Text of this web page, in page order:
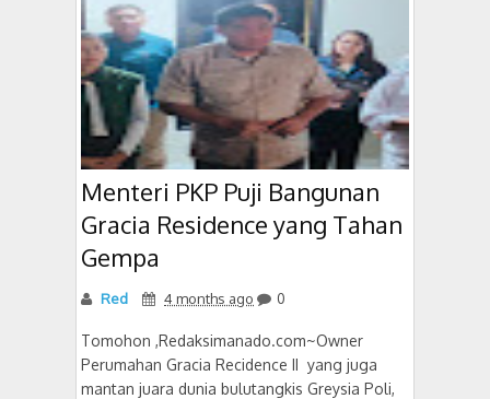
Menteri PKP Puji Bangunan
Gracia Residence yang Tahan
Gempa
Red 4 months ago 0
Tomohon ,Redaksimanado.com~Owner
Perumahan Gracia Recidence II yang juga
mantan juara dunia bulutangkis Greysia Poli,